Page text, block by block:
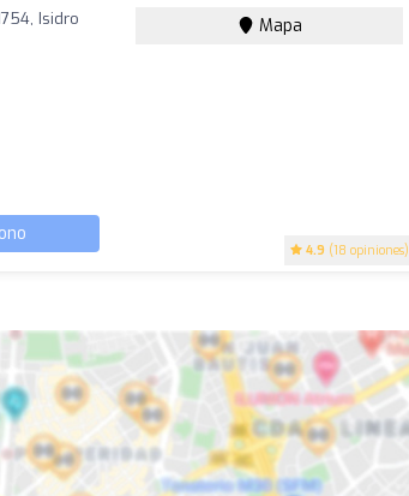
4.9 (18 opiniones)
Isidro
Mapa